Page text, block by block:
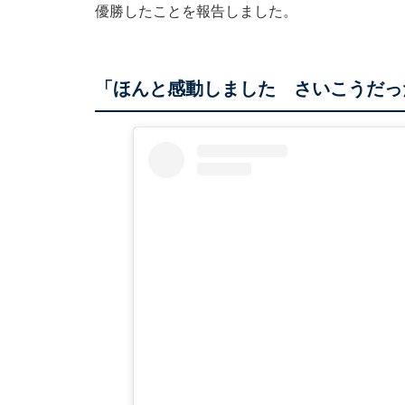
優勝したことを報告しました。
「ほんと感動しました さいこうだ